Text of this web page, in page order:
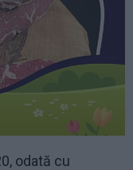
odată cu